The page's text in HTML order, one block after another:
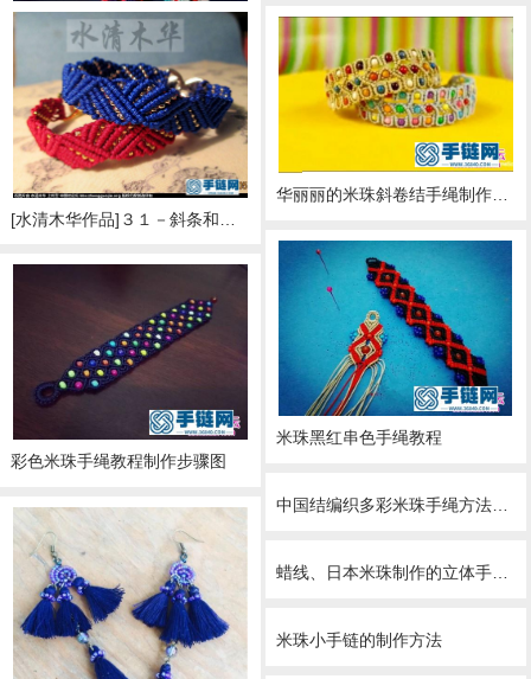
米珠手绳
华丽丽的米珠斜卷结手绳制作图解
米珠黑红串色手绳教程
彩色米珠手绳教程制作步骤图
中国结编织多彩米珠手绳方法图解
蜡线、日本米珠制作的立体手链的方法
米珠小手链的制作方法